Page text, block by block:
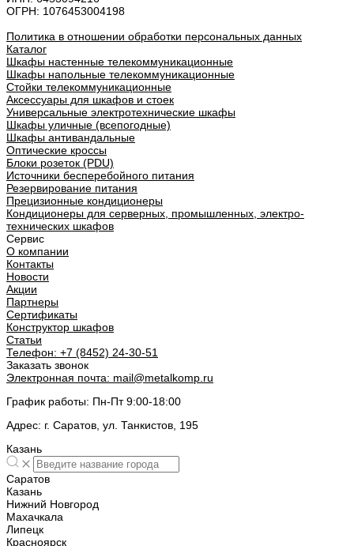
ОГРН: 1076453004198
Политика в отношении обработки персональных данных
Каталог
Шкафы настенные телекоммуникационные
Шкафы напольные телекоммуникационные
Стойки телекоммуникационные
Аксессуары для шкафов и стоек
Универсальные электротехнические шкафы
Шкафы уличные (всепогодные)
Шкафы антивандальные
Оптические кроссы
Блоки розеток (PDU)
Источники бесперебойного питания
Резервирование питания
Прецизионные кондиционеры
Кондиционеры для серверных, промышленных, электро-
технических шкафов
Сервис
О компании
Контакты
Новости
Акции
Партнеры
Сертификаты
Конструктор шкафов
Статьи
Телефон: +7 (8452) 24-30-51
Заказать звонок
Электронная почта: mail@metalkomp.ru
График работы: Пн-Пт 9:00-18:00
Адрес: г. Саратов, ул. Танкистов, 195
Казань
Саратов
Казань
Нижний Новгород
Махачкала
Липецк
Красноярск